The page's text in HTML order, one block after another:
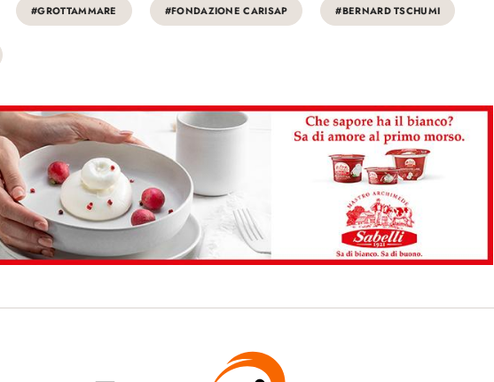
#GROTTAMMARE #FONDAZIONE CARISAP #BERNARD TSCHUMI